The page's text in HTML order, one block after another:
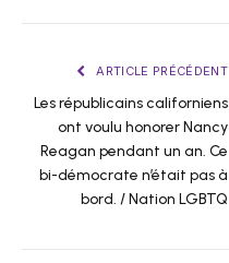
ARTICLE PRÉCÉDENT
Les républicains californiens
ont voulu honorer Nancy
Reagan pendant un an. Ce
bi-démocrate n’était pas à
bord. / Nation LGBTQ